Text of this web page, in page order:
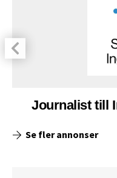
Journalist till
Se fler annonser